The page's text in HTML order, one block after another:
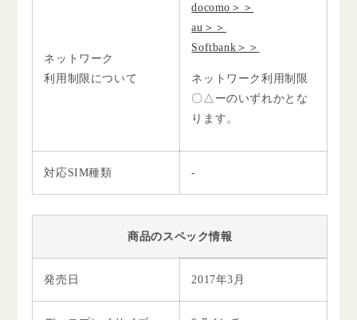
ネットワーク
利用制限について
docomo＞＞
au＞＞
Softbank＞＞
ネットワーク利用制限
〇△ーのいずれかとな
ります。
対応SIM種類 -
商品のスペック情報
発売日 2017年3月